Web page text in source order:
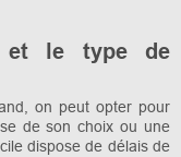
et le type de
on peut opter pour
de son choix ou une
dispose de délais de